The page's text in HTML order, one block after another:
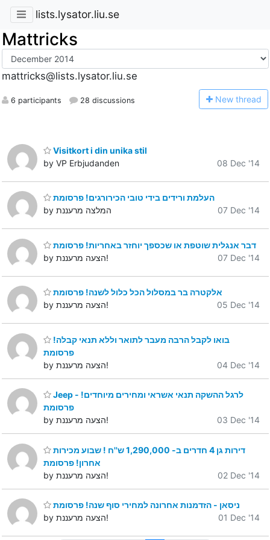
lists.lysator.liu.se
Mattricks
mattricks@lists.lysator.liu.se
6 participants 28 discussions New thread
Visitkort i din unika stil
by VP Erbjudanden
08 Dec '14
העלמת ורידים בידי טובי הכירורגים! פרסומת
by המלצה מרעננת
07 Dec '14
דבר אנגלית שוטפת או שכספך יוחזר באחריות! פרסומת
by הצעה מרעננת!
07 Dec '14
אלקטרה בר במסלול הכל כלול לשנה! פרסומת
by הצעה מרעננת!
05 Dec '14
פרסומת
by הצעה מרעננת!
04 Dec '14
Jeep - לרגל ההשקה תנאי אשראי ומחירים מיוחדים!
פרסומת
by הצעה מרעננת!
03 Dec '14
אחרון! פרסומת
by הצעה מרעננת!
02 Dec '14
ניסאן - הזדמנות אחרונה למחירי סוף שנה! פרסומת
by הצעה מרעננת!
01 Dec '14